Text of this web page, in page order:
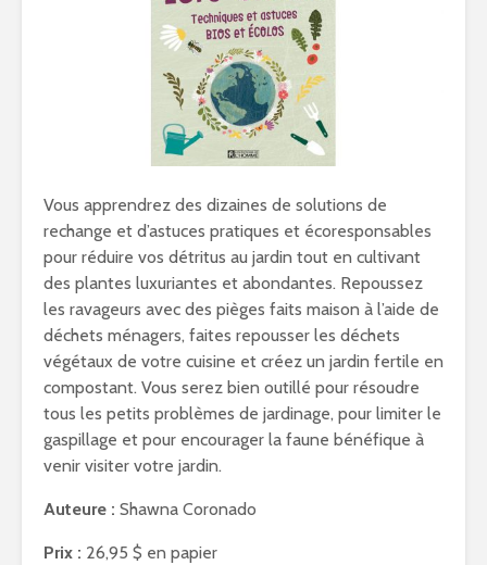
Vous apprendrez des dizaines de solutions de
rechange et d’astuces pratiques et écoresponsables
pour réduire vos détritus au jardin tout en cultivant
des plantes luxuriantes et abondantes. Repoussez
les ravageurs avec des pièges faits maison à l’aide de
déchets ménagers, faites repousser les déchets
végétaux de votre cuisine et créez un jardin fertile en
compostant. Vous serez bien outillé pour résoudre
tous les petits problèmes de jardinage, pour limiter le
gaspillage et pour encourager la faune bénéfique à
venir visiter votre jardin.
Auteure : Shawna Coronado
Prix : 26,95 $ en papier